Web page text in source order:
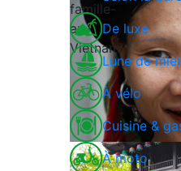
De luxe
Lune de miel
À vélo
Cuisine &
À moto